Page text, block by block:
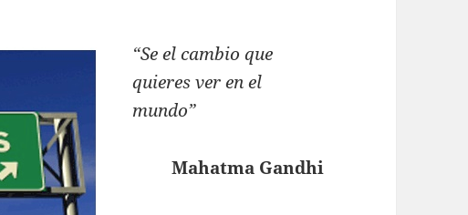
“Se el cambio que
quieres ver en el
mundo”
Mahatma Gandhi